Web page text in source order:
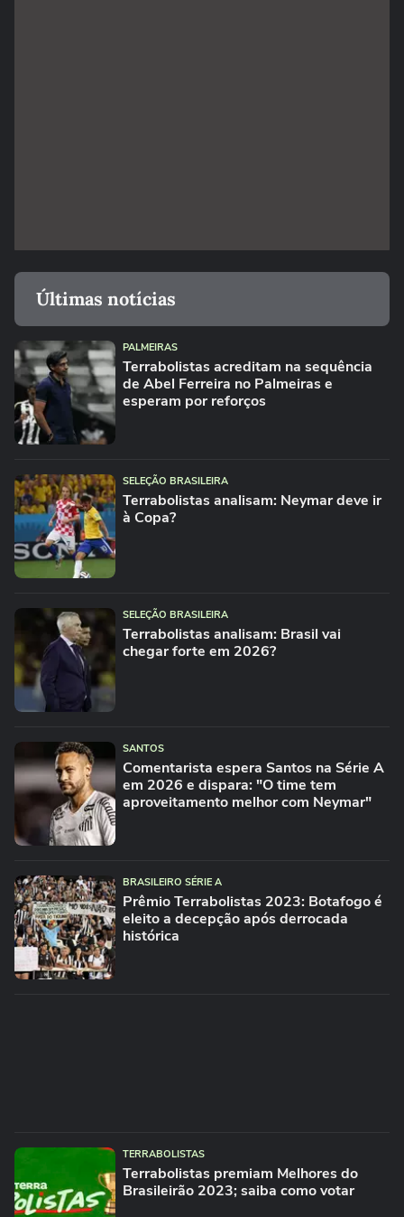
Últimas notícias
PALMEIRAS
Terrabolistas acreditam na sequência
de Abel Ferreira no Palmeiras e
esperam por reforços
SELEÇÃO BRASILEIRA
Terrabolistas analisam: Neymar deve ir
à Copa?
SELEÇÃO BRASILEIRA
Terrabolistas analisam: Brasil vai
chegar forte em 2026?
SANTOS
Comentarista espera Santos na Série A
em 2026 e dispara: "O time tem
aproveitamento melhor com Neymar"
BRASILEIRO SÉRIE A
Prêmio Terrabolistas 2023: Botafogo é
eleito a decepção após derrocada
histórica
TERRABOLISTAS
Terrabolistas premiam Melhores do
Brasileirão 2023; saiba como votar